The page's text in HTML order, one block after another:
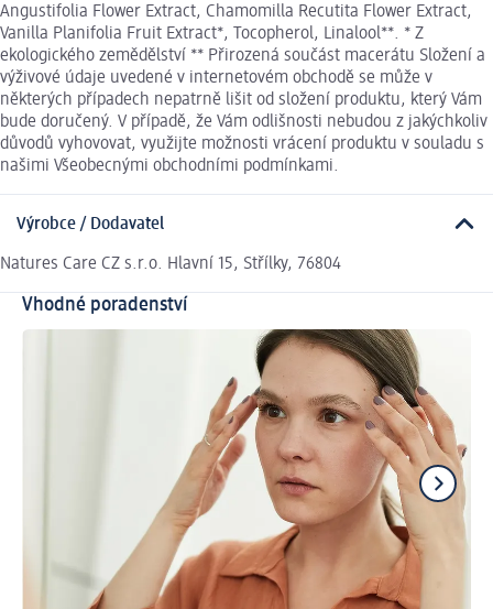
Angustifolia Flower Extract, Chamomilla Recutita Flower Extract,
Vanilla Planifolia Fruit Extract*, Tocopherol, Linalool**. * Z
ekologického zemědělství ** Přirozená součást macerátu Složení a
výživové údaje uvedené v internetovém obchodě se může v
některých případech nepatrně lišit od složení produktu, který Vám
bude doručený. V případě, že Vám odlišnosti nebudou z jakýchkoliv
důvodů vyhovovat, využijte možnosti vrácení produktu v souladu s
našimi Všeobecnými obchodními podmínkami.
Výrobce / Dodavatel
Natures Care CZ s.r.o. Hlavní 15, Střílky, 76804
Vhodné poradenství